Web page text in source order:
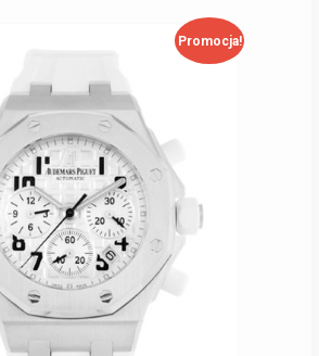
Promocja!